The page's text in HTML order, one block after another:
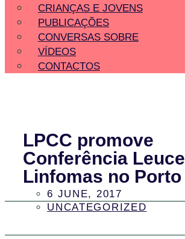
CRIANÇAS E JOVENS
PUBLICAÇÕES
CONVERSAS SOBRE
VÍDEOS
CONTACTOS
LPCC promove
Conferência
Linfomas no Porto
6 JUNE, 2017
UNCATEGORIZED